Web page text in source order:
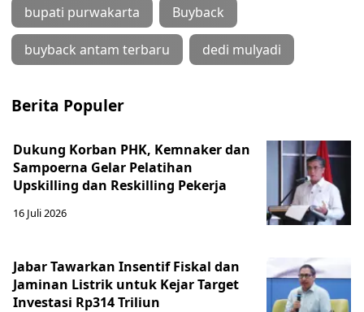
bupati purwakarta Buyback
buyback antam terbaru dedi mulyadi
Berita Populer
Dukung Korban PHK, Kemnaker dan
Sampoerna Gelar Pelatihan
Upskilling dan Reskilling Pekerja
16 Juli 2026
Jabar Tawarkan Insentif Fiskal dan
Jaminan Listrik untuk Kejar Target
Investasi Rp314 Triliun